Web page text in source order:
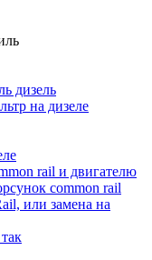
дизель
на дизеле
rail и двигателю
common rail
или замена на